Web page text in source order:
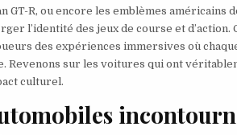
GT-R, ou encore les emblèmes
l’identité des jeux de course et
des expériences immersives où
Revenons sur les voitures qui ont
culturel.